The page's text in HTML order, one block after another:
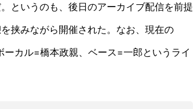
というのも、後日のアーカイブ配信を前提
挟みながら開催された。なお、現在の
カル=橋本政親、ベース=一郎というライ